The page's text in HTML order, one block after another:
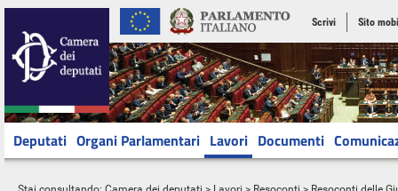
Scrivi Sito
Deputati Organi Parlamentari Lavori Documenti